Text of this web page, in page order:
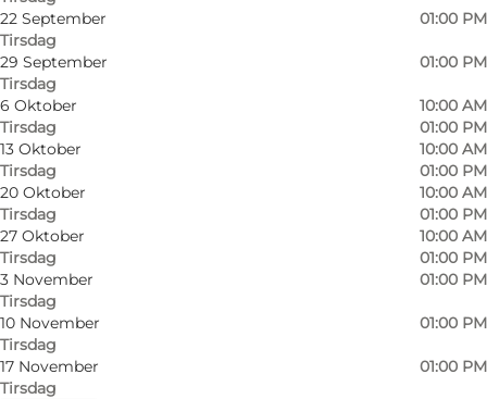
22 September
Tirsdag
01:00 PM
29 September
Tirsdag
01:00 PM
6 Oktober
Tirsdag
10:00 AM
01:00 PM
13 Oktober
Tirsdag
10:00 AM
01:00 PM
20 Oktober
Tirsdag
10:00 AM
01:00 PM
27 Oktober
Tirsdag
10:00 AM
01:00 PM
3 November
Tirsdag
01:00 PM
10 November
Tirsdag
01:00 PM
17 November
Tirsdag
01:00 PM
Houvig Strand
6950 Ringkøbing